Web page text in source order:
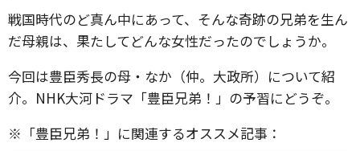
戦国時代のど真ん中にあって、そんな奇跡の兄弟を生ん
だ母親は、果たしてどんな女性だったのでしょうか。
今回は豊臣秀長の母・なか（仲。大政所）について紹
介。NHK大河ドラマ「豊臣兄弟！」の予習にどうぞ。
※「豊臣兄弟！」に関連するオススメ記事：